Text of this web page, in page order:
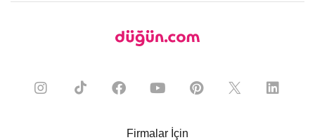
Firmalar İçin